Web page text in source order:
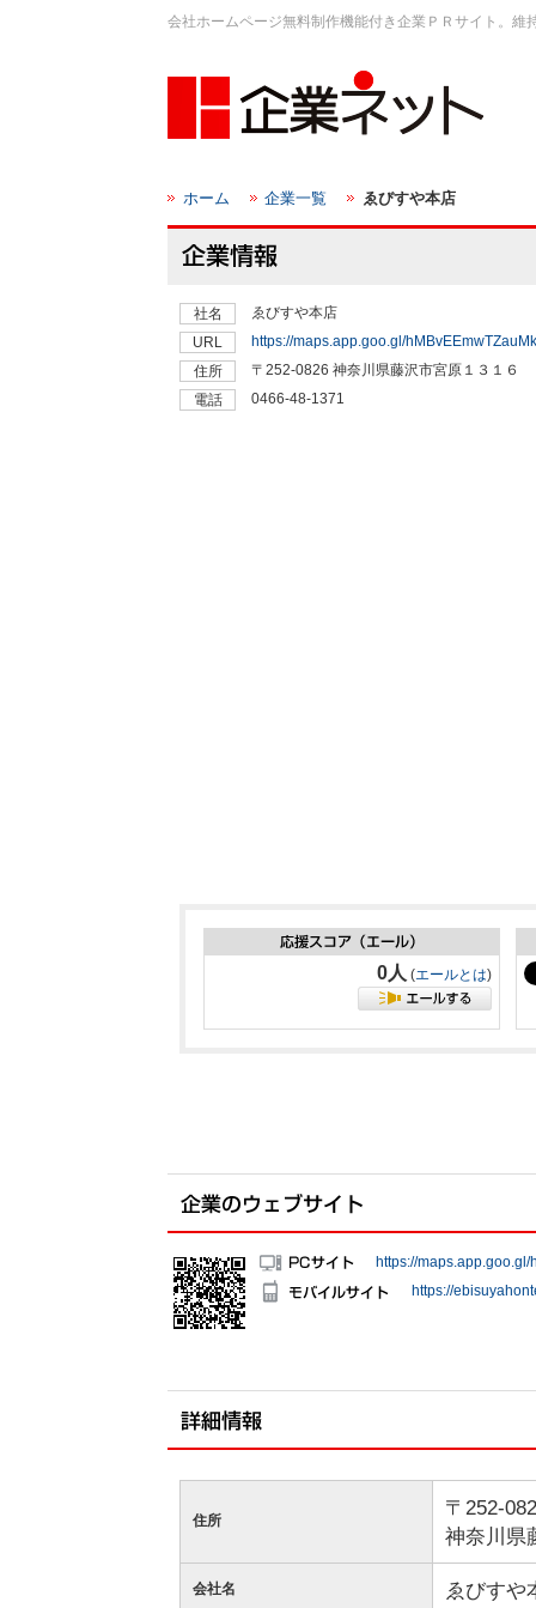
会社ホームページ無料制作機能付き企業ＰＲサイト。
ホーム 企業一覧 ゑびすや本店
社名
ゑびすや本店
URL
https://maps.app.goo.gl/
住所
〒252-0826 神奈川県藤沢市宮原１３１６
電話
0466-48-1371
0人 (エールとは)
https://
https://
住所
〒252-
神奈川県
会社名 ゑびすや